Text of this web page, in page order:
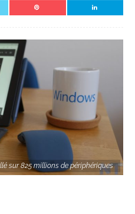
sur 825 millions de périphériques